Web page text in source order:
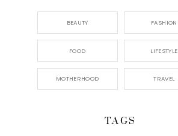
BEAUTY FASHION
FOOD LIFESTYLE
MOTHERHOOD TRAVEL
TAGS